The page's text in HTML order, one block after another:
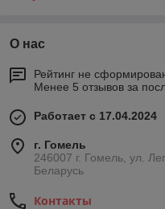
О нас
Рейтинг не
Менее 5 отзывов за
Работает с 17.04.2024
г. Гомель
246007 г. Гомель, ул.
Беларусь
Контакты